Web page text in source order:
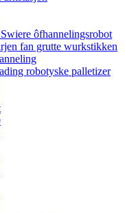
ôfhannelingsrobot
fan grutte wurkstikken
robotyske palletizer